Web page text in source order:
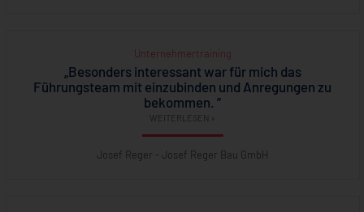
Unternehmertraining
„Besonders interessant war für mich das
Führungsteam mit einzubinden und Anregungen zu
bekommen. ”
WEITERLESEN »
Josef Reger - Josef Reger Bau GmbH